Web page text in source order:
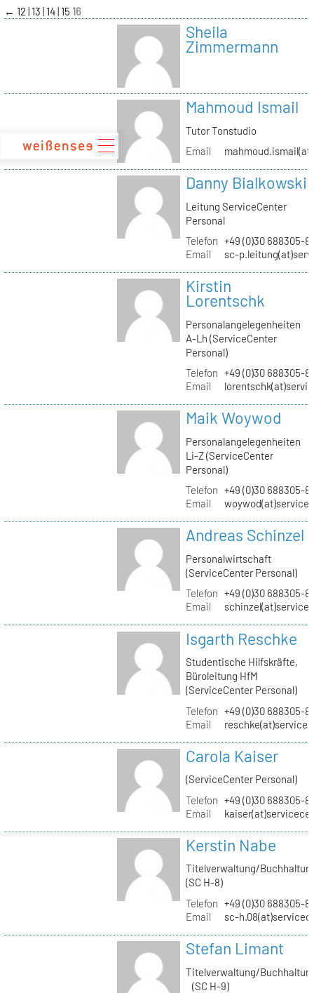
zum
Inhalt
← 12 13 14 15 16
Sheila
Zimmermann
Mahmoud Ismail
Tutor Tonstudio
Email
Danny Bialkowski
Leitung ServiceCenter
Personal
Telefon +49 (0)30 688305-
Email
sc-
Kirstin
Lorentschk
Personalangelegenheiten
A-Lh (ServiceCenter
Personal)
Telefon +49 (0)30 688305-
Email
Maik Woywod
Personalangelegenheiten
Li-Z (ServiceCenter
Personal)
Telefon +49 (0)30 688305-
Email
Andreas Schinzel
Personalwirtschaft
(ServiceCenter Personal)
Telefon +49 (0)30 688305-
Email
Isgarth Reschke
Studentische Hilfskräfte,
Büroleitung HfM
(ServiceCenter Personal)
Telefon +49 (0)30 688305-
Email
Carola Kaiser
(ServiceCenter Personal)
Telefon +49 (0)30 688305-
Email
Kerstin Nabe
Titelverwaltung/
(SC H-8)
Telefon +49 (0)30 688305-
Email
sc-
Stefan Limant
Titelverwaltung/
(SC H-9)